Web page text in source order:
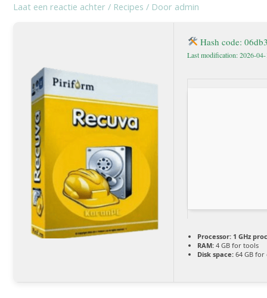
Laat een reactie achter / Recipes / Door admin
Hash code:
Last modification: 2026-
Processor: 1 GHz
RAM: 4 GB for tools
Disk space: 64 GB for